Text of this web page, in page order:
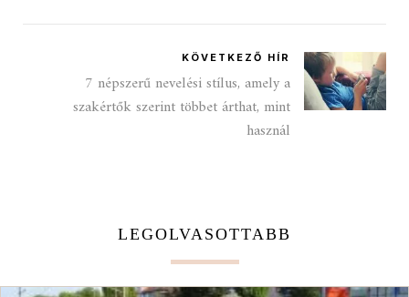
KÖVETKEZŐ HÍR
7 népszerű nevelési stílus, amely a
szakértők szerint többet árthat, mint
használ
LEGOLVASOTTABB